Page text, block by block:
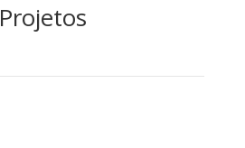
Projetos